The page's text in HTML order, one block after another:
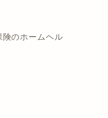
のホームヘル